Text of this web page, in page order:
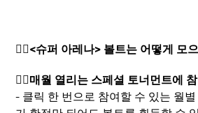
🤷‍♂️<슈퍼 아레나> 볼트는 어떻게 모
💁‍♀️매월 열리는 스페셜 토너먼트에
- 클릭 한 번으로 참여할 수 있는 월